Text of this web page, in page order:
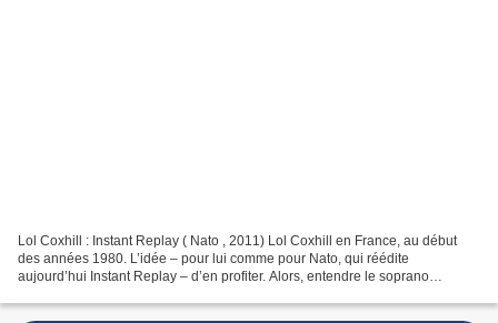
Lol Coxhill : Instant Replay ( Nato , 2011) Lol Coxhill en France, au début
des années 1980. L’idée – pour lui comme pour Nato, qui réédite
aujourd’hui Instant Replay – d’en profiter. Alors, entendre le soprano